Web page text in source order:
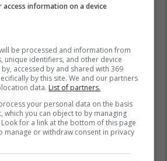
access information on a device
be processed and information from
unique identifiers, and other device
accessed by and shared with 369
by this site. We and our partners
data. List of partners.
your personal data on the basis
which you can object to by managing
for a link at the bottom of this page
manage or withdraw consent in privacy